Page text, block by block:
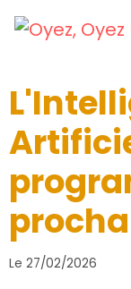
Le 27/02/2026